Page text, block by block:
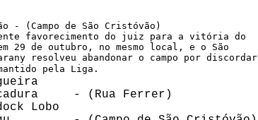
- (Campo de São Cristóvão)
favorecimento do juiz para a vitória do
29 de outubro, no mesmo local, e o São
resolveu abandonar o campo por discordar
pela Liga.
- (Rua Ferrer)
Lobo